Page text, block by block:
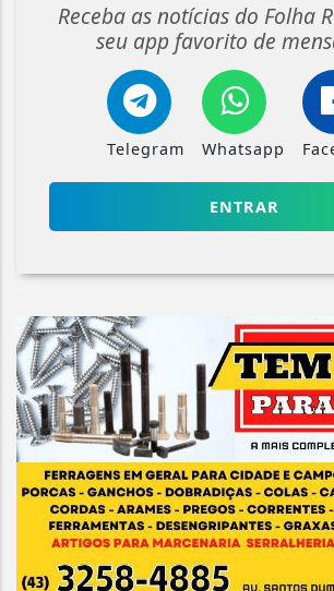
Receba as notícias do Folha
seu app favorito de
Telegram Whatsapp
ENTRAR